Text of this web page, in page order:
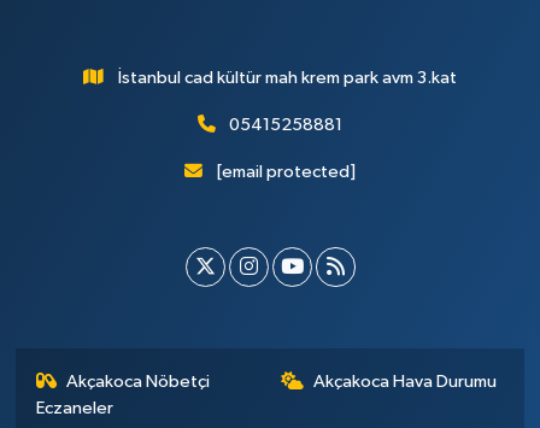
İstanbul cad kültür mah krem park avm 3.kat
05415258881
[email protected]
Akçakoca Nöbetçi
Eczaneler
Akçakoca Hava Durumu